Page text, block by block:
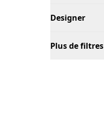
Designer
Plus de filtres